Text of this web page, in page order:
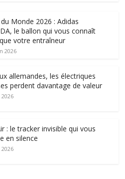
Monde 2026 : Adidas
le ballon qui vous connaît
votre entraîneur
2026
allemandes, les électriques
perdent davantage de valeur
: le tracker invisible qui vous
en silence